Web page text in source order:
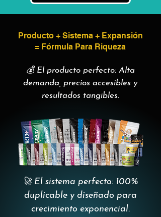
Producto + Sistema + Expansión
= Fórmula Para Riqueza
💰 El producto perfecto: Alta
demanda, precios accesibles y
resultados tangibles.
🚀 El sistema perfecto: 100%
duplicable y diseñado para
crecimiento exponencial.